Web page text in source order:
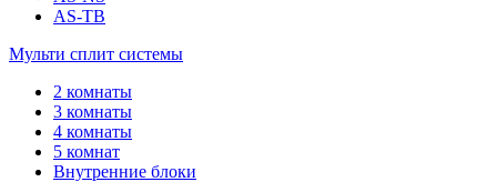
AS-TB
Мульти сплит системы
2 комнаты
3 комнаты
4 комнаты
5 комнат
Внутренние блоки